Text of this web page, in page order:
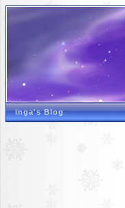
inga's Blog